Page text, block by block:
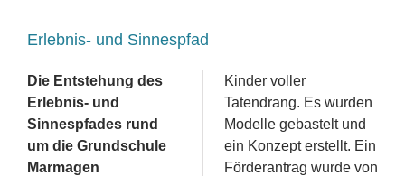
Erlebnis- und Sinnespfad
Die Entstehung des
Erlebnis- und
Sinnespfades rund
um die Grundschule
Marmagen
Kinder voller
Tatendrang. Es wurden
Modelle gebastelt und
ein Konzept erstellt. Ein
Förderantrag wurde von